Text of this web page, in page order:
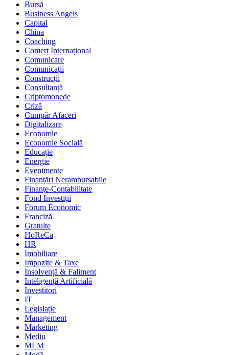
Bursă
Business Angels
Capital
China
Coaching
Comerț Internațional
Comunicare
Comunicații
Construcții
Consultanță
Criptomonede
Criză
Cumpăr Afaceri
Digitalizare
Economie
Economie Socială
Educație
Energie
Evenimente
Finanțări Nerambursabile
Finanțe-Contabilitate
Fond Investiții
Forum Economic
Franciză
Gratuite
HoReCa
HR
Imobiliare
Impozite & Taxe
Insolvență & Faliment
Inteligență Artificială
Investitori
IT
Legislație
Management
Marketing
Mediu
MLM